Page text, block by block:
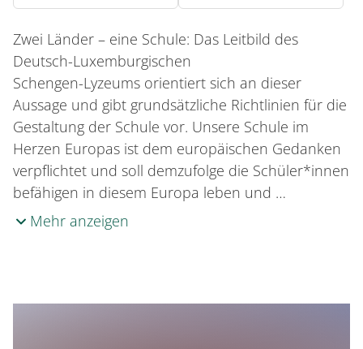
Zwei Länder – eine Schule: Das Leitbild des
Deutsch-Luxemburgischen
Schengen-Lyzeums orientiert sich an dieser
Aussage und gibt grundsätzliche Richtlinien für die
Gestaltung der Schule vor. Unsere Schule im
Herzen Europas ist dem europäischen Gedanken
verpflichtet und soll demzufolge die Schüler*innen
befähigen in diesem Europa leben und …
Mehr anzeigen